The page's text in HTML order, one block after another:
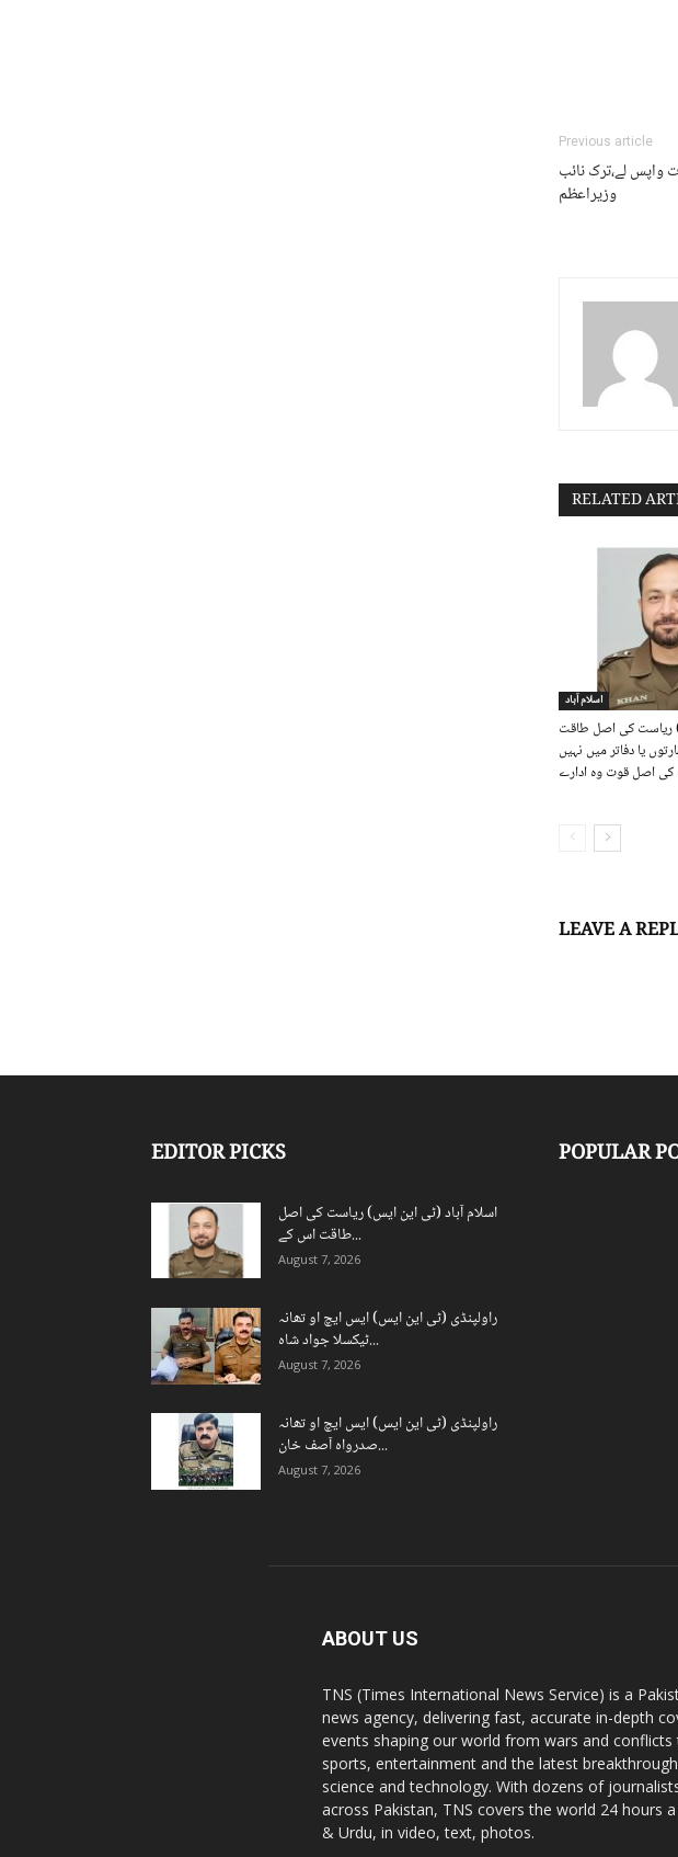
Previous article
کیے گئے 13مطالبات واپس لے،ترک نائب
وزیراعظم
RELATED
اسلام آباد
ریاست کی اصل طاقت
یا دفاتر میں نہیں
LEAVE A
EDITOR PICKS
اسلام آباد (ٹی این ایس) ریاست کی اصل
طاقت اس کے...
August 7, 2026
راولپنڈی (ٹی این ایس) ایس ایچ او تھانہ
ٹیکسلا جواد شاہ...
August 7, 2026
راولپنڈی (ٹی این ایس) ایس ایچ او تھانہ
صدرواہ آصف خان...
August 7, 2026
POPULAR
ABOUT US
TNS (Times International News Service) is a
news agency, delivering fast, accurate in-depth
events shaping our world from wars and conflicts
sports, entertainment and the latest
science and technology. With dozens of
across Pakistan, TNS covers the world 24 hours a
& Urdu, in video, text, photos.